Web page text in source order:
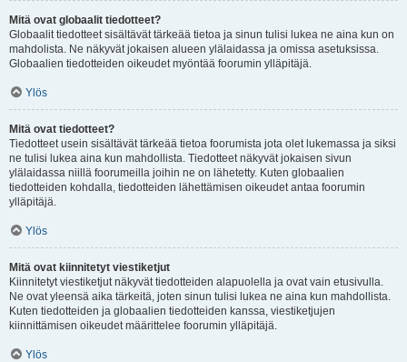
Mitä ovat globaalit tiedotteet?
Globaalit tiedotteet sisältävät tärkeää tietoa ja sinun tulisi lukea ne aina kun on
mahdolista. Ne näkyvät jokaisen alueen ylälaidassa ja omissa asetuksissa.
Globaalien tiedotteiden oikeudet myöntää foorumin ylläpitäjä.
Ylös
Mitä ovat tiedotteet?
Tiedotteet usein sisältävät tärkeää tietoa foorumista jota olet lukemassa ja siksi
ne tulisi lukea aina kun mahdollista. Tiedotteet näkyvät jokaisen sivun
ylälaidassa niillä foorumeilla joihin ne on lähetetty. Kuten globaalien
tiedotteiden kohdalla, tiedotteiden lähettämisen oikeudet antaa foorumin
ylläpitäjä.
Ylös
Mitä ovat kiinnitetyt viestiketjut
Kiinnitetyt viestiketjut näkyvät tiedotteiden alapuolella ja ovat vain etusivulla.
Ne ovat yleensä aika tärkeitä, joten sinun tulisi lukea ne aina kun mahdollista.
Kuten tiedotteiden ja globaalien tiedotteiden kanssa, viestiketjujen
kiinnittämisen oikeudet määrittelee foorumin ylläpitäjä.
Ylös